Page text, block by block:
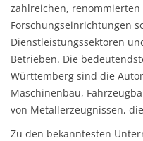
zahlreichen,
Forschungseinrichtungen
Dienstleistungssektoren
Betrieben. Die
Württemberg sind die
Maschinenbau,
von Metallerzeugnissen,
Zu den bekanntesten